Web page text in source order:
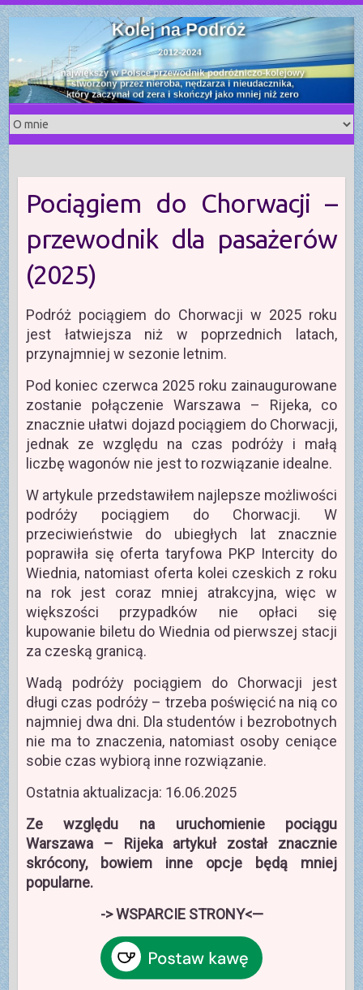
S
k
i
p
t
o
c
o
n
t
e
n
t
Pociągiem do Chorwacji –
przewodnik dla pasażerów
(2025)
Podróż pociągiem do Chorwacji w 2025 roku
jest łatwiejsza niż w poprzednich latach,
przynajmniej w sezonie letnim.
Pod koniec czerwca 2025 roku zainaugurowane
zostanie połączenie Warszawa – Rijeka, co
znacznie ułatwi dojazd pociągiem do Chorwacji,
jednak ze względu na czas podróży i małą
liczbę wagonów nie jest to rozwiązanie idealne.
W artykule przedstawiłem najlepsze możliwości
podróży pociągiem do Chorwacji. W
przeciwieństwie do ubiegłych lat znacznie
poprawiła się oferta taryfowa PKP Intercity do
Wiednia, natomiast oferta kolei czeskich z roku
na rok jest coraz mniej atrakcyjna, więc w
większości przypadków nie opłaci się
kupowanie biletu do Wiednia od pierwszej stacji
za czeską granicą.
Wadą podróży pociągiem do Chorwacji jest
długi czas podróży – trzeba poświęcić na nią co
najmniej dwa dni. Dla studentów i bezrobotnych
nie ma to znaczenia, natomiast osoby ceniące
sobie czas wybiorą inne rozwiązanie.
Ostatnia aktualizacja: 16.06.2025
Ze względu na uruchomienie pociągu
Warszawa – Rijeka artykuł został znacznie
skrócony, bowiem inne opcje będą mniej
popularne.
-> WSPARCIE STRONY<—